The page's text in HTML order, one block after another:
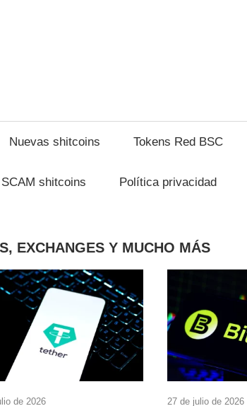
Nuevas shitcoins Tokens Red BSC
SCAM shitcoins Política privacidad
EXCHANGES Y MUCHO MÁS
de 2026 27 de julio de 2026